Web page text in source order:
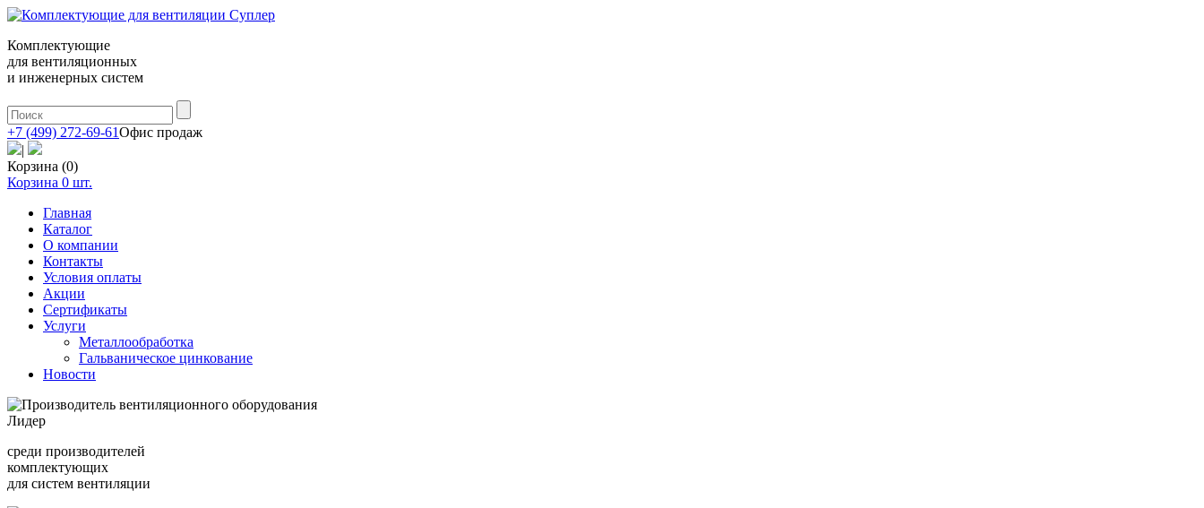
Комплектующие
для вентиляционных
и инженерных систем
+7 (499) 272-69-61Офис продаж
|
Корзина (0)
Корзина 0 шт.
Главная
Каталог
О компании
Контакты
Условия оплаты
Акции
Сертификаты
Услуги
Металлообработка
Гальваническое цинкование
Новости
Лидер
среди производителей
комплектующих
для систем вентиляции